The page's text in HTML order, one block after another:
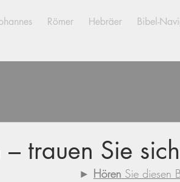
Römer Hebräer Bibel-
trauen Sie
► Hören Sie diesen